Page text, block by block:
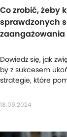
Co zrobić, żeby
sprawdzonych
zaangażowania
Dowiedz się, jak
by z sukcesem
strategie, które
18.09.2024